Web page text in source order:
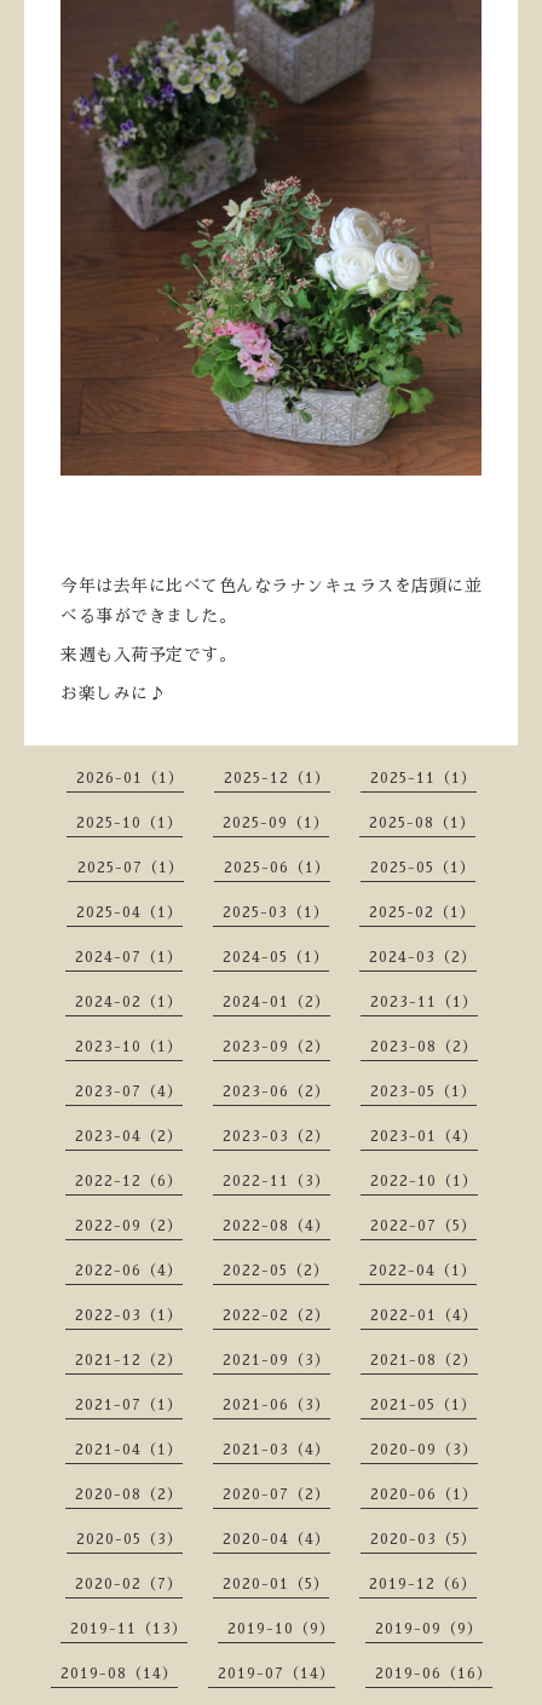
今年は去年に比べて色んなラナンキュラスを店頭に並
べる事ができました。
来週も入荷予定です。
お楽しみに♪
2026-01（1） 2025-12（1） 2025-11（1）
2025-10（1） 2025-09（1） 2025-08（1）
2025-07（1） 2025-06（1） 2025-05（1）
2025-04（1） 2025-03（1） 2025-02（1）
2024-07（1） 2024-05（1） 2024-03（2）
2024-02（1） 2024-01（2） 2023-11（1）
2023-10（1） 2023-09（2） 2023-08（2）
2023-07（4） 2023-06（2） 2023-05（1）
2023-04（2） 2023-03（2） 2023-01（4）
2022-12（6） 2022-11（3） 2022-10（1）
2022-09（2） 2022-08（4） 2022-07（5）
2022-06（4） 2022-05（2） 2022-04（1）
2022-03（1） 2022-02（2） 2022-01（4）
2021-12（2） 2021-09（3） 2021-08（2）
2021-07（1） 2021-06（3） 2021-05（1）
2021-04（1） 2021-03（4） 2020-09（3）
2020-08（2） 2020-07（2） 2020-06（1）
2020-05（3） 2020-04（4） 2020-03（5）
2020-02（7） 2020-01（5） 2019-12（6）
2019-11（13） 2019-10（9） 2019-09（9）
2019-08（14） 2019-07（14） 2019-06（16）